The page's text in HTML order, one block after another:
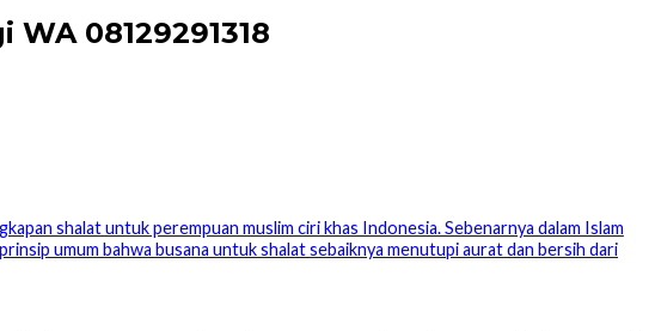
08129291318
shalat untuk perempuan muslim ciri khas Indonesia. Sebenarnya dalam Islam
umum bahwa busana untuk shalat sebaiknya menutupi aurat dan bersih dari